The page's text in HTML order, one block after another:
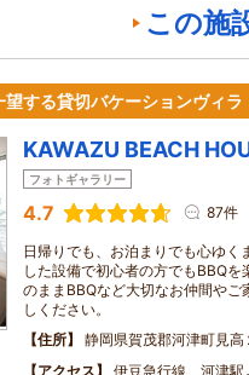
この施
する貸切バケーションヴィラ
KAWAZU BEACH
フォトギャラリー
4.7 87件
日帰りでも、お泊まりでも心ゆく
した設備で初心者の方でもBBQ
のままBBQなど大切なお仲間やご
しください。
住所
静岡県賀茂郡河津町見高
アクセス
伊豆急行線 河津駅